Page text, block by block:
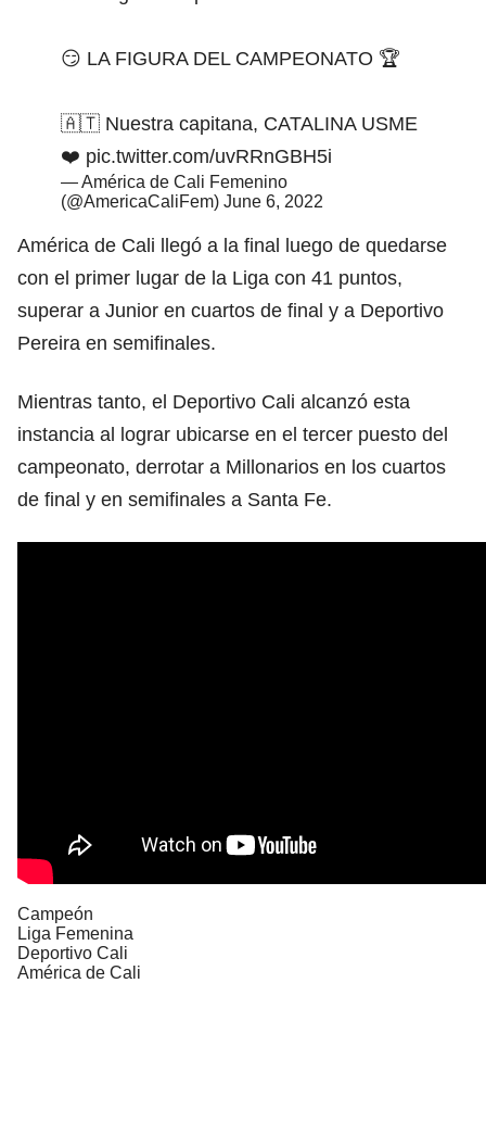
😏 LA FIGURA DEL CAMPEONATO 🏆
🇦🇹 Nuestra capitana, CATALINA USME
❤️ pic.twitter.com/uvRRnGBH5i
— América de Cali Femenino
(@AmericaCaliFem) June 6, 2022
América de Cali llegó a la final luego de quedarse
con el primer lugar de la Liga con 41 puntos,
superar a Junior en cuartos de final y a Deportivo
Pereira en semifinales.
Mientras tanto, el Deportivo Cali alcanzó esta
instancia al lograr ubicarse en el tercer puesto del
campeonato, derrotar a Millonarios en los cuartos
de final y en semifinales a Santa Fe.
Campeón
Liga Femenina
Deportivo Cali
América de Cali